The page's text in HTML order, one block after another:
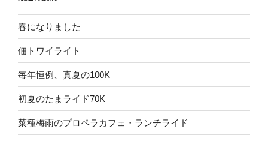
春になりました
佃トワイライト
毎年恒例、真夏の100K
初夏のたまライド70K
菜種梅雨のプロペラカフェ・ランチライド